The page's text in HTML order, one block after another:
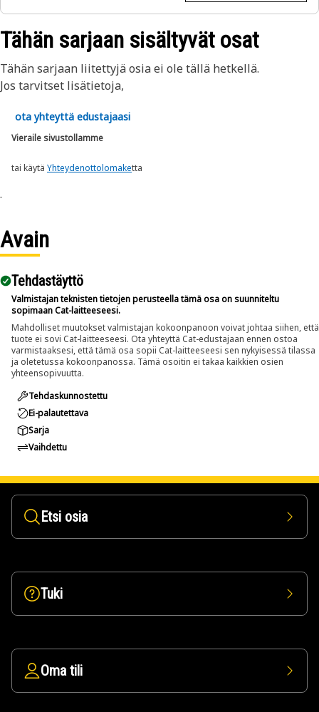
Tähän sarjaan sisältyvät osat
Tähän sarjaan liitettyjä osia ei ole tällä hetkellä.
Jos tarvitset lisätietoja,
ota yhteyttä edustajaasi
Vieraile sivustollamme
tai käytä Yhteydenottolomaketta
.
Avain
Tehdastäyttö
Valmistajan teknisten tietojen perusteella tämä osa on suunniteltu
sopimaan Cat-laitteeseesi.
Mahdolliset muutokset valmistajan kokoonpanoon voivat johtaa siihen, että
tuote ei sovi Cat-laitteeseesi. Ota yhteyttä Cat-edustajaan ennen ostoa
varmistaaksesi, että tämä osa sopii Cat-laitteeseesi sen nykyisessä tilassa
ja oletetussa kokoonpanossa. Tämä osoitin ei takaa kaikkien osien
yhteensopivuutta.
Tehdaskunnostettu
Ei-palautettava
Sarja
Vaihdettu
Etsi osia
Tuki
Oma tili